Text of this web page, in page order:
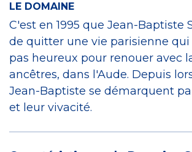
LE DOMAINE
C'est en 1995 que Jean-Baptiste
de quitter une vie parisienne
pas heureux pour renouer avec
ancêtres, dans l'Aude. Depuis
Jean-Baptiste se démarquent
et leur vivacité.